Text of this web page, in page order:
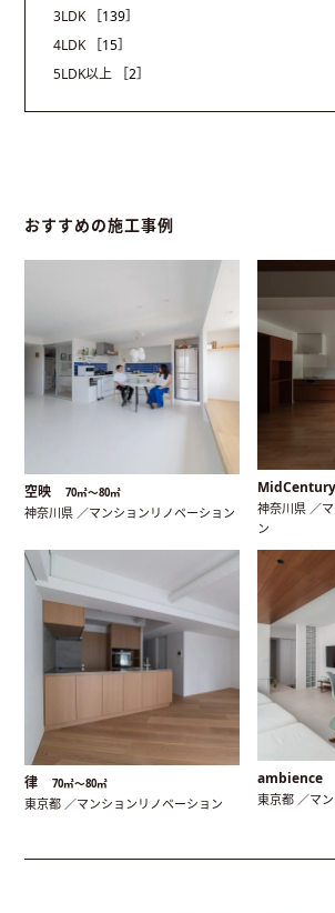
3LDK
［139］
4LDK
［15］
5LDK以上
［2］
おすすめの施工事例
空映 70㎡〜80㎡
神奈川県 ／マンションリノベーション
神奈川県 ／
ン
律 70㎡〜80㎡
東京都 ／マンションリノベーション
ambience
東京都 ／マ